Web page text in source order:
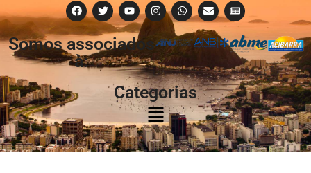
Somos associados
à:
Categorias